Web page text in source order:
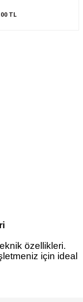
TL
özellikleri.
işletmeniz için ideal